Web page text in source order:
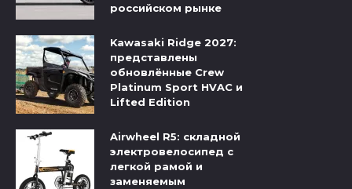
российском рынке
Kawasaki Ridge 2027:
представлены
обновлённые Crew
Platinum Sport HVAC и
Lifted Edition
Airwheel R5: складной
электровелосипед с
легкой рамой и
заменяемым